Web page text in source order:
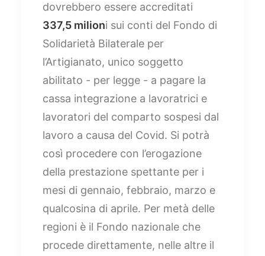
dovrebbero essere accreditati
337,5 milioni sui conti del Fondo di
Solidarietà Bilaterale per
l’Artigianato, unico soggetto
abilitato - per legge - a pagare la
cassa integrazione a lavoratrici e
lavoratori del comparto sospesi dal
lavoro a causa del Covid. Si potrà
così procedere con l’erogazione
della prestazione spettante per i
mesi di gennaio, febbraio, marzo e
qualcosina di aprile. Per metà delle
regioni è il Fondo nazionale che
procede direttamente, nelle altre il